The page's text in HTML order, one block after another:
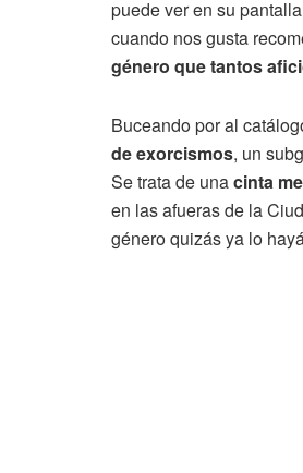
puede ver en su
cuando nos gusta
género que tantos
Buceando por al
de exorcismos, un
Se trata de unacinta
en las afueras de la
género quizás ya lo